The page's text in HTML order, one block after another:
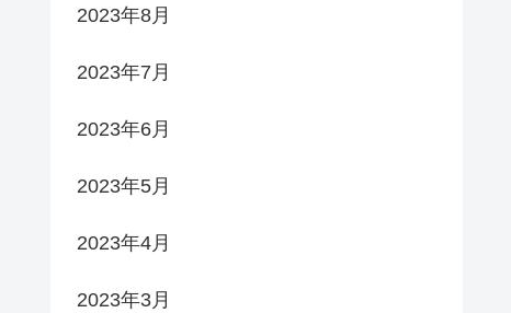
2023年8月
2023年7月
2023年6月
2023年5月
2023年4月
2023年3月